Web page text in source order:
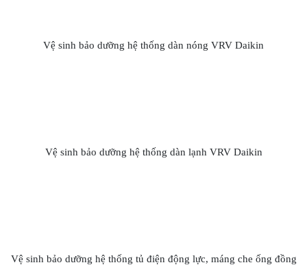
Vệ sinh bảo dưỡng hệ thống dàn nóng VRV Daikin
Vệ sinh bảo dưỡng hệ thống dàn lạnh VRV Daikin
Vệ sinh bảo dưỡng hệ thống tủ điện động lực, máng che ống đồng